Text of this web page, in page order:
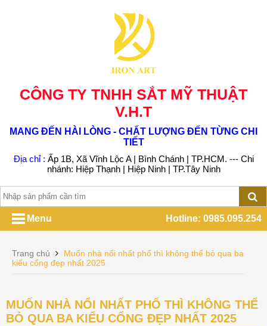
CÔNG TY TNHH SẮT MỸ THUẬT
V.H.T
MANG ĐẾN HÀI LÒNG - CHẤT LƯỢNG ĐẾN TỪNG CHI
TIẾT
Địa chỉ : Ấp 1B, Xã Vĩnh Lộc A | Bình Chánh | TP.HCM. --- Chi
nhánh: Hiệp Thạnh | Hiệp Ninh | TP.Tây Ninh
Menu Hotline: 0985.095.254
Trang chủ
Muốn nhà nổi nhất phố thì không thể bỏ qua ba
kiểu cổng đẹp nhất 2025
MUỐN NHÀ NỔI NHẤT PHỐ THÌ KHÔNG THỂ
BỎ QUA BA KIỂU CỔNG ĐẸP NHẤT 2025